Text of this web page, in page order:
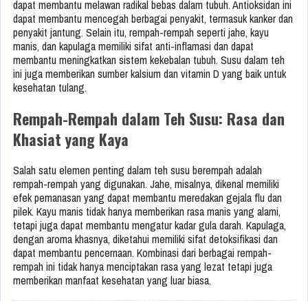
dapat membantu melawan radikal bebas dalam tubuh. Antioksidan ini
dapat membantu mencegah berbagai penyakit, termasuk kanker dan
penyakit jantung. Selain itu, rempah-rempah seperti jahe, kayu
manis, dan kapulaga memiliki sifat anti-inflamasi dan dapat
membantu meningkatkan sistem kekebalan tubuh. Susu dalam teh
ini juga memberikan sumber kalsium dan vitamin D yang baik untuk
kesehatan tulang.
Rempah-Rempah dalam Teh Susu: Rasa dan
Khasiat yang Kaya
Salah satu elemen penting dalam teh susu berempah adalah
rempah-rempah yang digunakan. Jahe, misalnya, dikenal memiliki
efek pemanasan yang dapat membantu meredakan gejala flu dan
pilek. Kayu manis tidak hanya memberikan rasa manis yang alami,
tetapi juga dapat membantu mengatur kadar gula darah. Kapulaga,
dengan aroma khasnya, diketahui memiliki sifat detoksifikasi dan
dapat membantu pencernaan. Kombinasi dari berbagai rempah-
rempah ini tidak hanya menciptakan rasa yang lezat tetapi juga
memberikan manfaat kesehatan yang luar biasa.